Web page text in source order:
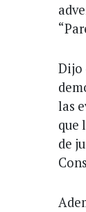
Dijo
las
que
de